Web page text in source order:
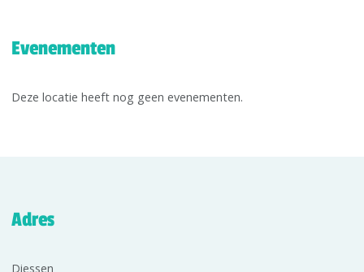
Evenementen
Deze locatie heeft nog geen evenementen.
Adres
Diessen